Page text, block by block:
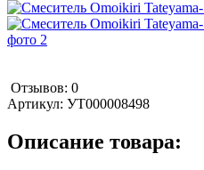
Отзывов: 0
Артикул: УТ000008498
Описание товара: